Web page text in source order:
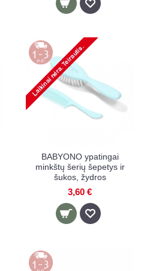
BABYONO ypatingai
minkštų šerių šepetys ir
šukos, žydros
3,60 €